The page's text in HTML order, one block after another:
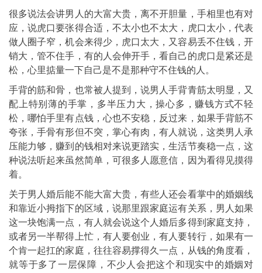
很多说法会讲男人的大富大贵，离不开胆量，手相里也有对
应，说虎口要张得合适，不太小也不太大，虎口太小，代表
做人圈子窄，机会来得少，虎口太大，又容易丢不住钱，开
销大，管不住手，有的人会伸开手，看自己的虎口是紧还是
松，心里掂量一下自己是不是那种守不住钱的人。
手背的筋和骨，也常被人提到，说男人手背青筋太明显，又
配上特别薄的手掌，多半压力大，操心多，赚钱方式不轻
松，哪怕手里有点钱，心也不安稳，反过来，如果手背筋不
夸张，手骨有形但不突，掌心有肉，有人就说，这类男人承
压能力够，赚到的钱相对来说更踏实，生活节奏稳一点，这
种说法听起来虽然简单，可很多人愿意信，因为看得见摸得
着。
关于男人婚后能不能大富大贵，有些人还会看掌中的婚姻线
和靠近小拇指下的区域，说那里跟家庭运有关系，男人如果
这一块饱满一点，有人就会说这个人婚后多得到家庭支持，
或者另一半帮得上忙，有人要创业，有人要转行，如果有一
个肯一起扛的家庭，往往容易撑得久一点，从钱的角度看，
就等于多了一层保障，不少人会把这个和现实中的婚姻对